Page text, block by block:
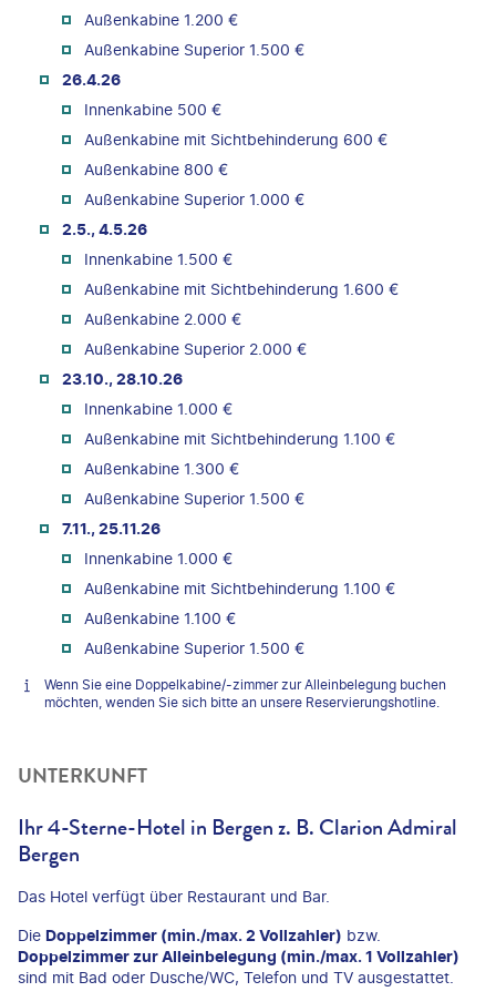
Außenkabine 1.200 €
Außenkabine Superior 1.500 €
26.4.26
Innenkabine 500 €
Außenkabine mit Sichtbehinderung 600 €
Außenkabine 800 €
Außenkabine Superior 1.000 €
2.5., 4.5.26
Innenkabine 1.500 €
Außenkabine mit Sichtbehinderung 1.600 €
Außenkabine 2.000 €
Außenkabine Superior 2.000 €
23.10., 28.10.26
Innenkabine 1.000 €
Außenkabine mit Sichtbehinderung 1.100 €
Außenkabine 1.300 €
Außenkabine Superior 1.500 €
7.11., 25.11.26
Innenkabine 1.000 €
Außenkabine mit Sichtbehinderung 1.100 €
Außenkabine 1.100 €
Außenkabine Superior 1.500 €
Wenn Sie eine Doppelkabine/-zimmer zur Alleinbelegung buchen
möchten, wenden Sie sich bitte an unsere Reservierungshotline.
UNTERKUNFT
Ihr 4-Sterne-Hotel in Bergen z. B. Clarion Admiral
Bergen
Das Hotel verfügt über Restaurant und Bar.
Die Doppelzimmer (min./max. 2 Vollzahler) bzw.
Doppelzimmer zur Alleinbelegung (min./max. 1 Vollzahler)
sind mit Bad oder Dusche/WC, Telefon und TV ausgestattet.